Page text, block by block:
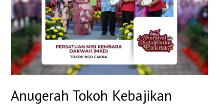
Anugerah Tokoh Kebajikan